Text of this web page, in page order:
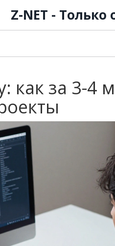
Z-NET - Только
как за 3-4